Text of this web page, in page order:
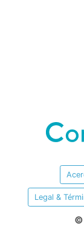
Legal &
©